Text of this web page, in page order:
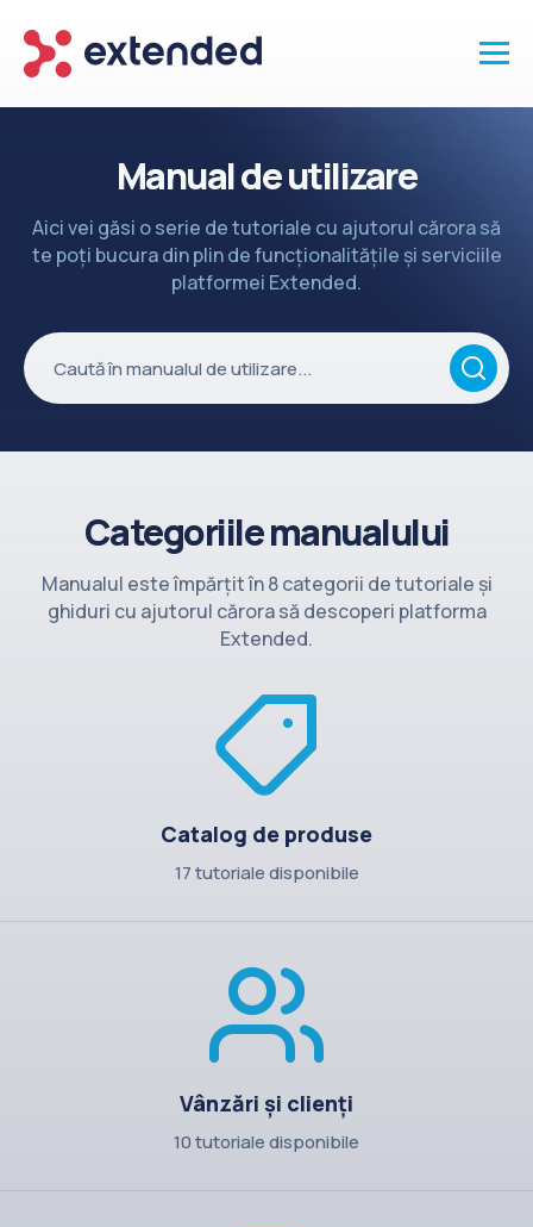
Vanzari și clienti
Marketing și promotii
Integrări
Setări
Înapoi la site
Contact
Manual de utilizare
Aici vei găsi o serie de tutoriale cu ajutorul cărora să
te poți bucura din plin de funcționalitățile și serviciile
platformei Extended.
Categoriile manualului
Manualul este împărțit în 8 categorii de tutoriale și
ghiduri cu ajutorul cărora să descoperi platforma
Extended.
Catalog de produse
17 tutoriale disponibile
Vânzări și clienți
10 tutoriale disponibile